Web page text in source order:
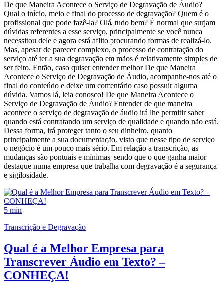
De que Maneira Acontece o Serviço de Degravação de Áudio?
Qual o início, meio e final do processo de degravação? Quem é o
profissional que pode fazê-la? Olá, tudo bem? É normal que surjam
dúvidas referentes a esse serviço, principalmente se você nunca
necessitou dele e agora está aflito procurando formas de realizá-lo.
Mas, apesar de parecer complexo, o processo de contratação do
serviço até ter a sua degravação em mãos é relativamente simples de
ser feito. Então, caso quiser entender melhor De que Maneira
Acontece o Serviço de Degravação de Áudio, acompanhe-nos até o
final do conteúdo e deixe um comentário caso possuir alguma
dúvida. Vamos lá, leia conosco! De que Maneira Acontece o
Serviço de Degravação de Áudio? Entender de que maneira
acontece o serviço de degravação de áudio irá lhe permitir saber
quando está contratando um serviço de qualidade e quando não está.
Dessa forma, irá proteger tanto o seu dinheiro, quanto
principalmente a sua documentação, visto que nesse tipo de serviço
o negócio é um pouco mais sério. Em relação a transcrição, as
mudanças são pontuais e mínimas, sendo que o que ganha maior
destaque numa empresa que trabalha com degravação é a segurança
e sigilosidade.
5 min
Transcrição e Degravação
Qual é a Melhor Empresa para
Transcrever Áudio em Texto? –
CONHEÇA!